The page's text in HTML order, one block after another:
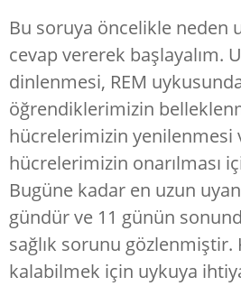
Bu soruya öncelikle neden
cevap vererek başlayalım.
dinlenmesi, REM
öğrendiklerimizin
hücrelerimizin yenilenmesi
hücrelerimizin onarılması
Bugüne kadar en uzun
gündür ve 11 günün
sağlık sorunu gözlenmiştir.
kalabilmek için uykuya